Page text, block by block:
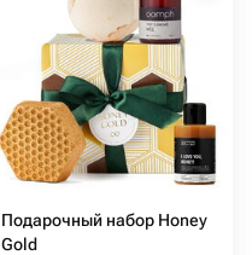
Подарочный набор Honey
Gold